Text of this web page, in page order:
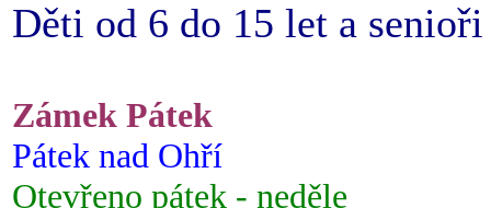
Děti od 6 do 15 let a
Zámek Pátek
Pátek nad Ohří
Otevřeno pátek - neděle